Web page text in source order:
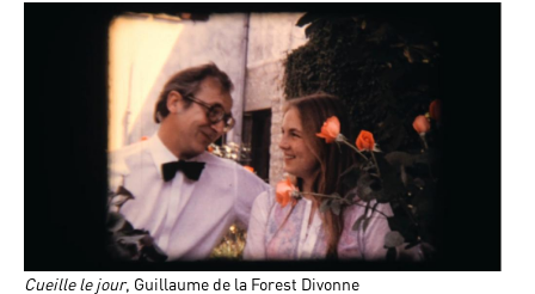
Cueille le jour, Guillaume de la Forest Divonne